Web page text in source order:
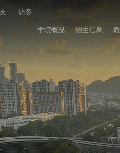
访客
学院概况
招生信息